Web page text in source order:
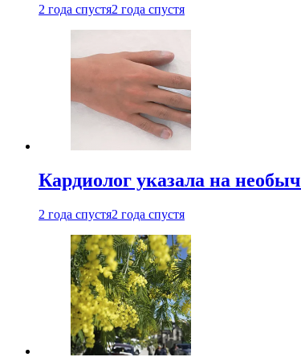
2 года спустя2 года спустя
Кардиолог указала на
2 года спустя2 года спустя